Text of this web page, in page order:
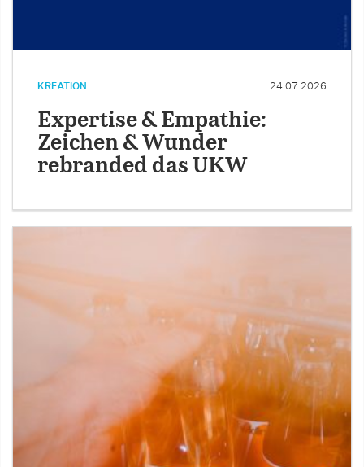
KREATION 24.07.2026
Expertise & Empathie:
Zeichen & Wunder
rebranded das UKW